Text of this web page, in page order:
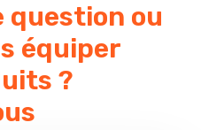
question ou
équiper
?